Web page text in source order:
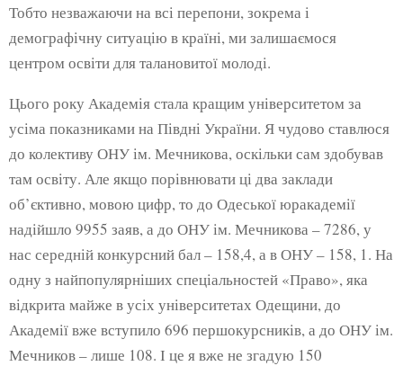
Тобто незважаючи на всі перепони, зокрема і
демографічну ситуацію в країні, ми залишаємося
центром освіти для талановитої молоді.
Цього року Академія стала кращим університетом за
усіма показниками на Півдні України. Я чудово ставлюся
до колективу ОНУ ім. Мечникова, оскільки сам здобував
там освіту. Але якщо порівнювати ці два заклади
об’єктивно, мовою цифр, то до Одеської юракадемії
надійшло 9955 заяв, а до ОНУ ім. Мечникова – 7286, у
нас середній конкурсний бал – 158,4, а в ОНУ – 158, 1. На
одну з найпопулярніших спеціальностей «Право», яка
відкрита майже в усіх університетах Одещини, до
Академії вже вступило 696 першокурсників, а до ОНУ ім.
Мечников – лише 108. І це я вже не згадую 150